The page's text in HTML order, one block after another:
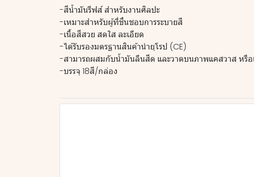
-สีน้ำมันรีฟส์ สำหรับงานศิลปะ
-เหมาะสำหรับผู้ที่ชื่นชอบการระบายสี
-เนื้อสีสวย สดใส ละเอียด
-ได้รับรองมตรฐานสินค้านำยุโรป (CE)
-สามารถผสมกับน้ำมันลีนสีด และวาดบนภาพแคสวาส หรือ
-บรรจุ 18สี/กล่อง